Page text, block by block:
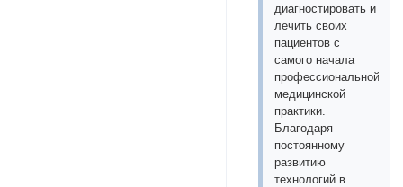
диагностировать и
лечить своих
пациентов с
самого начала
профессиональной
медицинской
практики.
Благодаря
постоянному
развитию
технологий в